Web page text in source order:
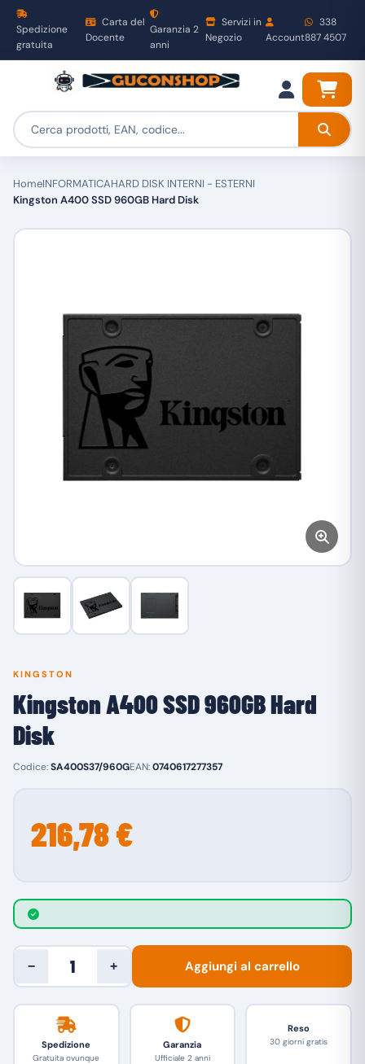
Spedizione
gratuita
Carta del
Docente
Garanzia 2
anni
Servizi in
Negozio
Account
338
887 4507
HomeINFORMATICAHARD DISK INTERNI - ESTERNI
Kingston A400 SSD 960GB Hard Disk
KINGSTON
Kingston A400 SSD 960GB Hard
Disk
Codice:SA400S37/960GEAN:0740617277357
216,78 €
− + Aggiungi al carrello
Spedizione
Gratuita ovunque
Garanzia
Ufficiale 2 anni
Reso
30 giorni gratis